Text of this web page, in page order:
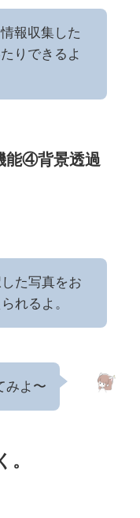
報収集した
りできるよ
能④背景透過
た写真をお
れるよ。
みよ〜